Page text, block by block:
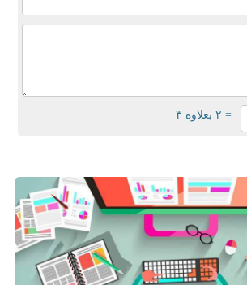
= ۲ بعلاوه ۳